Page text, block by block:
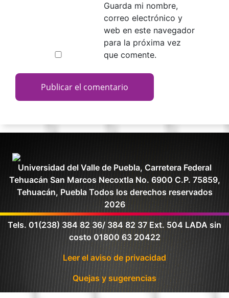
Guarda mi nombre,
correo electrónico y
web en este navegador
para la próxima vez
que comente.
Universidad del Valle de Puebla, Carretera Federal
Tehuacán San Marcos Necoxtla No. 6900 C.P. 75859,
Tehuacán, Puebla Todos los derechos reservados
2026
Tels. 01(238) 384 82 36/ 384 82 37 Ext. 504 LADA sin
costo 01800 63 20422
Leer el aviso de privacidad
Quejas y sugerencias